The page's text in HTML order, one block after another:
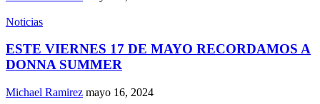
Noticias
ESTE VIERNES 17 DE MAYO RECORDAMOS A
DONNA SUMMER
Michael Ramirez mayo 16, 2024